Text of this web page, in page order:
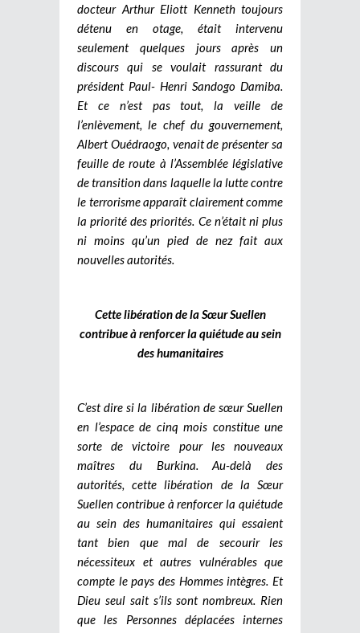
docteur Arthur Eliott Kenneth toujours
détenu en otage, était intervenu
seulement quelques jours après un
discours qui se voulait rassurant du
président Paul- Henri Sandogo Damiba.
Et ce n’est pas tout, la veille de
l’enlèvement, le chef du gouvernement,
Albert Ouédraogo, venait de présenter sa
feuille de route à l’Assemblée législative
de transition dans laquelle la lutte contre
le terrorisme apparaît clairement comme
la priorité des priorités. Ce n’était ni plus
ni moins qu’un pied de nez fait aux
nouvelles autorités.
Cette libération de la Sœur Suellen
contribue à renforcer la quiétude au sein
des humanitaires
C’est dire si la libération de sœur Suellen
en l’espace de cinq mois constitue une
sorte de victoire pour les nouveaux
maîtres du Burkina. Au-delà des
autorités, cette libération de la Sœur
Suellen contribue à renforcer la quiétude
au sein des humanitaires qui essaient
tant bien que mal de secourir les
nécessiteux et autres vulnérables que
compte le pays des Hommes intègres. Et
Dieu seul sait s’ils sont nombreux. Rien
que les Personnes déplacées internes